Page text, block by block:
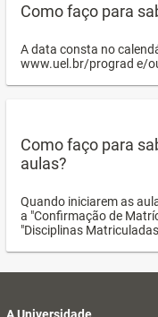
Como faço para
A data consta no
www.uel.br/prograd e/
Como faço para
aulas?
Quando iniciarem as
a "Confirmação de
"Disciplinas